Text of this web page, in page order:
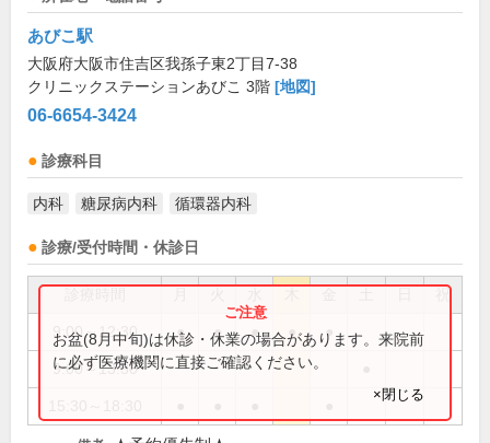
あびこ駅
大阪府大阪市住吉区我孫子東2丁目7-38
クリニックステーションあびこ 3階 [地図]
06-6654-3424
診療科目
内科 糖尿病内科 循環器内科
診療/受付時間・休診日
祝
9:00～12:30 ● ● ● ● ●
9:00～13:30
お盆(8月中旬)は休診・休業の場合があります。来院前
に必ず医療機関に直接ご確認ください。
×閉じる